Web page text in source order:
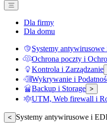
Dla firmy
Dla domu
Systemy
Ochrona poczty i
Kontrola i Zarządzanie
Wykrywanie i
Backup i Storage >
UTM, Web firewall i
< Systemy antywirusowe i